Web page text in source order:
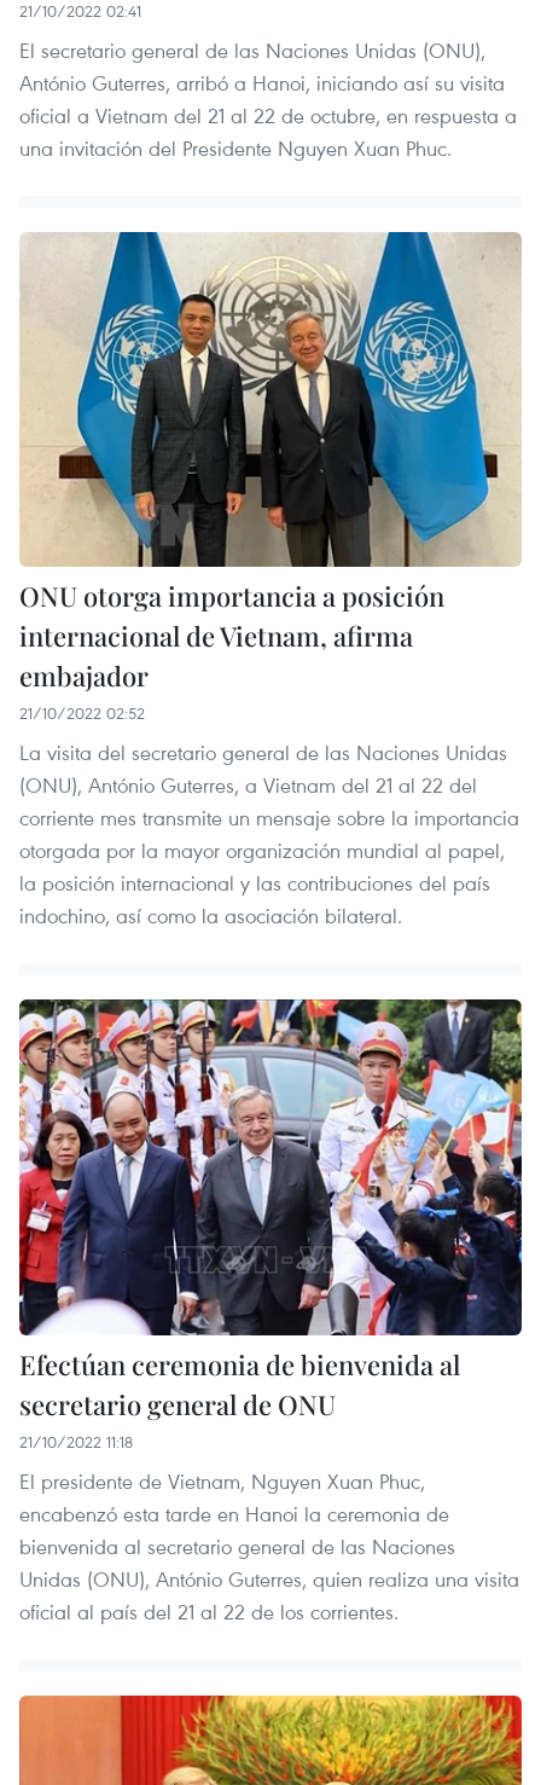
21/10/2022 02:41
El secretario general de las Naciones Unidas (ONU),
António Guterres, arribó a Hanoi, iniciando así su visita
oficial a Vietnam del 21 al 22 de octubre, en respuesta a
una invitación del Presidente Nguyen Xuan Phuc.
ONU otorga importancia a posición
internacional de Vietnam, afirma
embajador
21/10/2022 02:52
La visita del secretario general de las Naciones Unidas
(ONU), António Guterres, a Vietnam del 21 al 22 del
corriente mes transmite un mensaje sobre la importancia
otorgada por la mayor organización mundial al papel,
la posición internacional y las contribuciones del país
indochino, así como la asociación bilateral.
Efectúan ceremonia de bienvenida al
secretario general de ONU
21/10/2022 11:18
El presidente de Vietnam, Nguyen Xuan Phuc,
encabenzó esta tarde en Hanoi la ceremonia de
bienvenida al secretario general de las Naciones
Unidas (ONU), António Guterres, quien realiza una visita
oficial al país del 21 al 22 de los corrientes.